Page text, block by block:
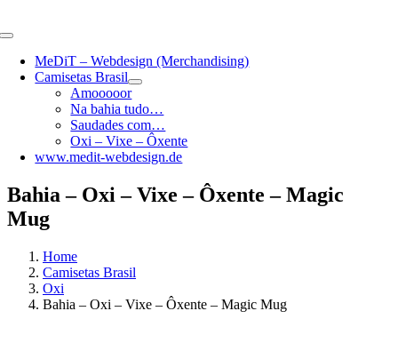
to
Toggle
NavigationMeDiT – Webdesign (Merchandising)
Camisetas Brasil
Amooooor
Na bahia tudo…
Saudades com…
Oxi – Vixe – Ôxente
www.medit-webdesign.de
Bahia – Oxi – Vixe – Ôxente – Magic
Mug
Home
Camisetas Brasil
Oxi
Bahia – Oxi – Vixe – Ôxente – Magic Mug